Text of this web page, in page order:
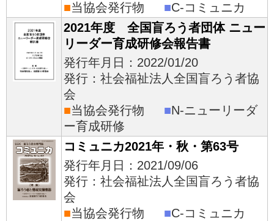
■当協会発行物 ■C-コミュニカ
2021年度 全国盲ろう者団体 ニュー
リーダー育成研修会報告書
発行年月日：2022/01/20
発行：社会福祉法人全国盲ろう者協
会
■当協会発行物 ■N-ニューリーダ
ー育成研修
コミュニカ2021年・秋・第63号
発行年月日：2021/09/06
発行：社会福祉法人全国盲ろう者協
会
■当協会発行物 ■C-コミュニカ